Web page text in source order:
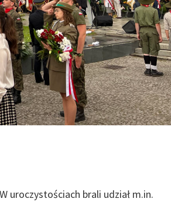
uroczystościach brali udział m.in.